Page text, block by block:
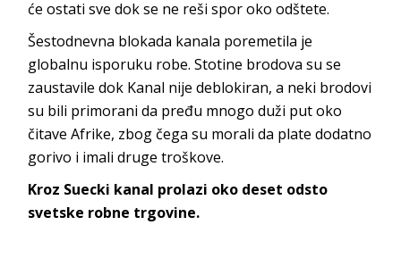
će ostati sve dok se ne reši spor oko odštete.
Šestodnevna blokada kanala poremetila je
globalnu isporuku robe. Stotine brodova su se
zaustavile dok Kanal nije deblokiran, a neki brodovi
su bili primorani da pređu mnogo duži put oko
čitave Afrike, zbog čega su morali da plate dodatno
gorivo i imali druge troškove.
Kroz Suecki kanal prolazi oko deset odsto
svetske robne trgovine.